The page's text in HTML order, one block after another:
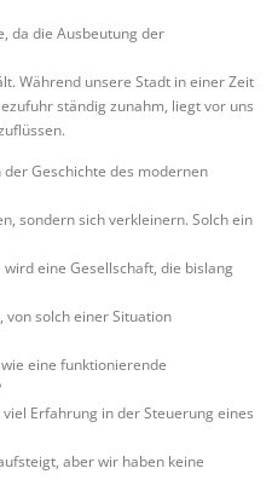
da die Ausbeutung der
Während unsere Stadt in einer Zeit
ständig zunahm, liegt vor uns
Geschichte des modernen
sondern sich verkleinern. Solch ein
eine Gesellschaft, die bislang
solch einer Situation
eine funktionierende
Erfahrung in der Steuerung eines
aber wir haben keine